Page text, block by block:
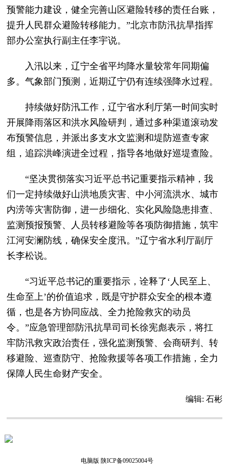
预警能力建设，健全完善山区避险转移的责任台账，
提升人民群众避险转移能力。”北京市防汛抗旱指挥
部办公室执行副主任李宇说。
入汛以来，辽宁全省平均降水量较常年同期偏
多。气象部门预测，近期辽宁仍有连续强降水过程。
持续做好防汛工作，辽宁省水利厅第一时间实时
开展降雨落区和洪水风险研判，通过多种渠道滚动发
布预警信息，并派出多支水文监测和堤防巡查专家
组，追踪洪峰演进全过程，指导各地做好巡堤查险。
“坚决贯彻落实习近平总书记重要指示精神，我
们一定持续做好山洪地质灾害、中小河流洪水、城市
内涝等灾害防御，进一步细化、实化风险隐患排查、
监测预报预警、人员转移避险等各项防御措施，筑牢
江河安澜防线，确保安全度汛。”辽宁省水利厅副厅
长李松说。
“习近平总书记的重要指示，诠释了‘人民至上、
生命至上’的价值追求，既是守护群众安全的根本遵
循，也是各方协同应战、全力抢险救灾的动员
令。”应急管理部防汛抗旱司司长徐宪彪表示，将扛
牢防汛救灾政治责任，强化监测预警、会商研判、转
移避险、巡查防守、抢险救援等各项工作措施，全力
保障人民生命财产安全。
编辑: 石彬
电脑版 陕ICP备09025004号